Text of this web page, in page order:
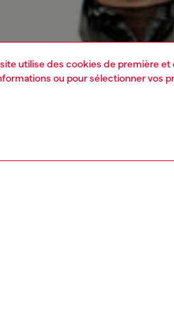
utilise des cookies de première
ou pour sélectionner vos